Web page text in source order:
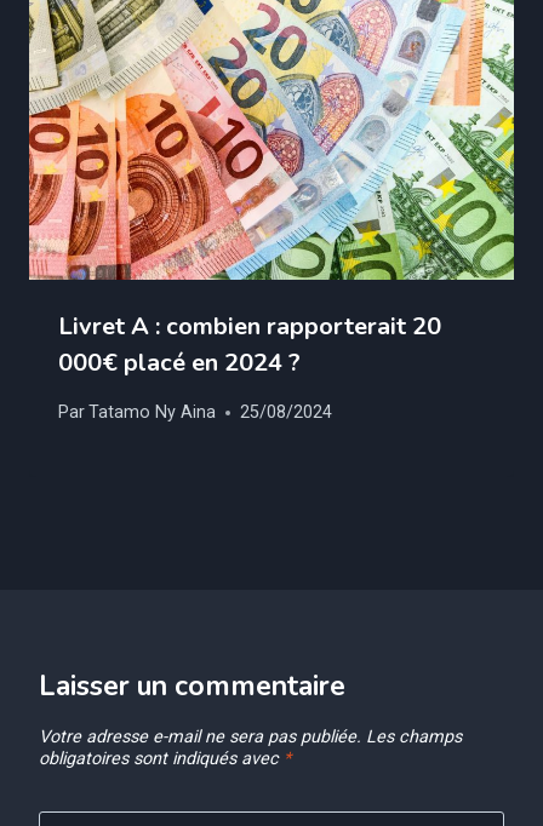
Livret A : combien rapporterait 20
000€ placé en 2024 ?
ParTatamo Ny Aina 25/08/2024
Laisser un commentaire
Votre adresse e-mail ne sera pas publiée. Les champs
obligatoires sont indiqués avec *